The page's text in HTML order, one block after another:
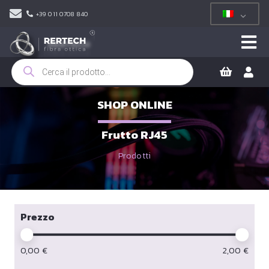
+39 011 0708 840
Ricerca
prodotti
SHOP ONLINE
Frutto RJ45
Prodotti
Prezzo
0,00 € 2,00 €